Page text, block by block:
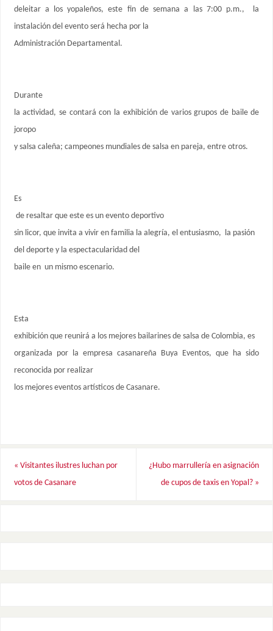
deleitar a los yopaleños, este fin de semana a las 7:00 p.m., la
instalación del evento será hecha por la
Administración Departamental.
Durante
la actividad, se contará con la exhibición de varios grupos de baile de
joropo
y salsa caleña; campeones mundiales de salsa en pareja, entre otros.
Es
de resaltar que este es un evento deportivo
sin licor, que invita a vivir en familia la alegría, el entusiasmo, la pasión
del deporte y la espectacularidad del
baile en un mismo escenario.
Esta
exhibición que reunirá a los mejores bailarines de salsa de Colombia, es
organizada por la empresa casanareña Buya Eventos, que ha sido
reconocida por realizar
los mejores eventos artísticos de Casanare.
« Visitantes ilustres luchan por
votos de Casanare
¿Hubo marrullería en asignación
de cupos de taxis en Yopal? »